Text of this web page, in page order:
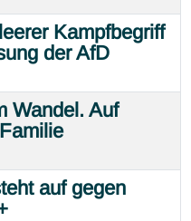
Kampfbegriff
der AfD
Wandel. Auf
auf gegen